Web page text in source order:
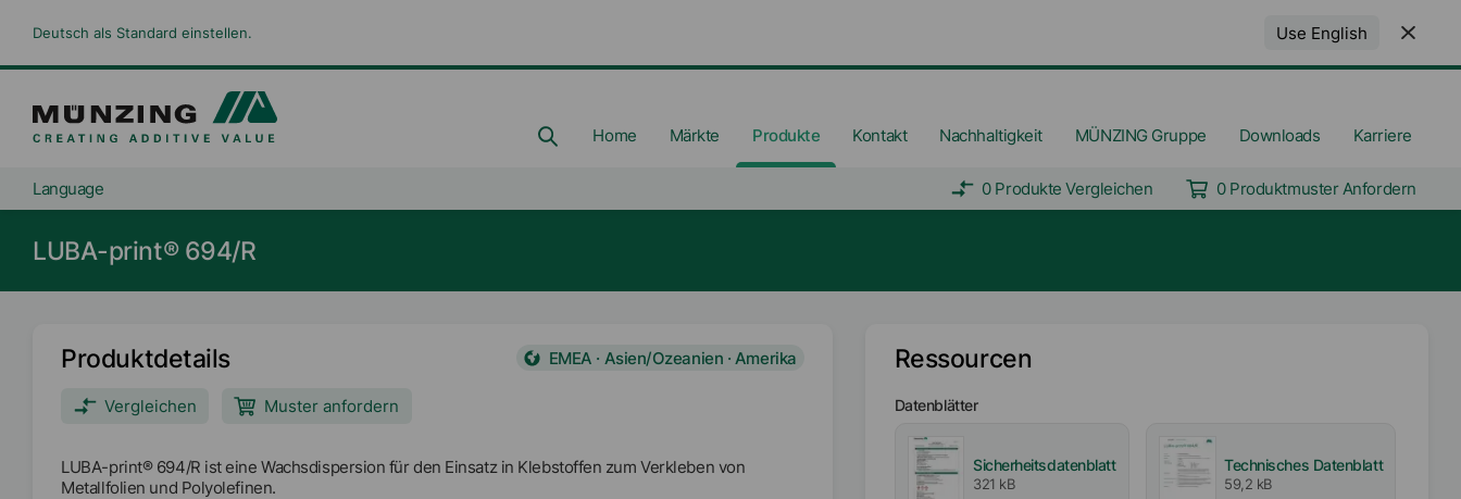
Deutsch als Standard einstellen. Use English
Home Märkte Produkte Kontakt Nachhaltigkeit MÜNZING Gruppe Downloads Karriere
Language 0 Produkte Vergleichen 0 Produktmuster Anfordern
LUBA-print® 694/R
EMEA · Asien/Ozeanien · Amerika
Produktdetails
Vergleichen Muster anfordern
LUBA-print® 694/R ist eine Wachsdispersion für den Einsatz in Klebstoffen zum Verkleben von
Metallfolien und Polyolefinen.
Ressourcen
Datenblätter
Sicherheitsdatenblatt
321 kB
Technisches Datenblatt
59,2 kB